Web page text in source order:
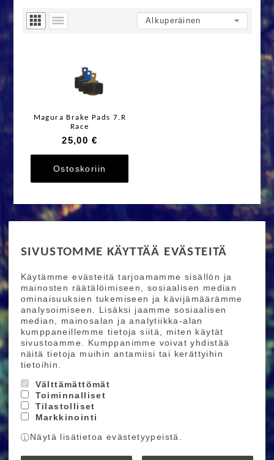
SIVUSTOMME KÄYTTÄÄ EVÄSTEITÄ
Käytämme evästeitä tarjoamamme sisällön ja
mainosten räätälöimiseen, sosiaalisen median
ominaisuuksien tukemiseen ja kävijämäärämme
analysoimiseen. Lisäksi jaamme sosiaalisen
median, mainosalan ja analytiikka-alan
kumppaneillemme tietoja siitä, miten käytät
sivustoamme. Kumppanimme voivat yhdistää
näitä tietoja muihin antamiisi tai kerättyihin
tietoihin.
Välttämättömät
Toiminnalliset
Tilastolliset
Markkinointi
Näytä lisätietoa evästetyypeistä.
Magura Brake Pads 7.R
Race
25,00 €
Ostoskoriin
Ride More – Pyöräkauppa ja pyörähuolto
Helsingissä
TILAA UUTISKIRJEEMME
Tilaamalla uutiskirjeemme saat uusimmat edut
suoraan sähköpostiisi.
Hyväksyn henkilötietojen tallentamisen (